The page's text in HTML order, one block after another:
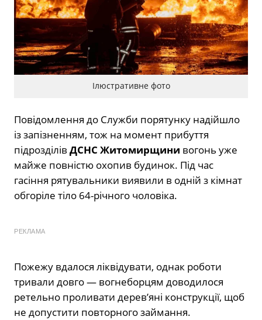
Ілюстративне фото
Повідомлення до Служби порятунку надійшло
із запізненням, тож на момент прибуття
підрозділів ДСНС Житомирщини вогонь уже
майже повністю охопив будинок. Під час
гасіння рятувальники виявили в одній з кімнат
обгоріле тіло 64-річного чоловіка.
РЕКЛАМА
Пожежу вдалося ліквідувати, однак роботи
тривали довго — вогнеборцям доводилося
ретельно проливати дерев’яні конструкції, щоб
не допустити повторного займання.